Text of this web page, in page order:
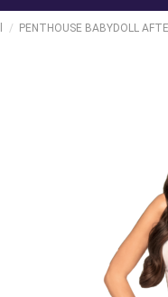
PENTHOUSE BABYDOLL